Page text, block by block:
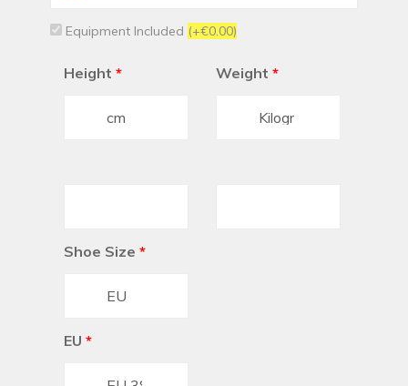
Equipment Included (+€0.00)
Height * Weight *
Shoe Size *
EU *